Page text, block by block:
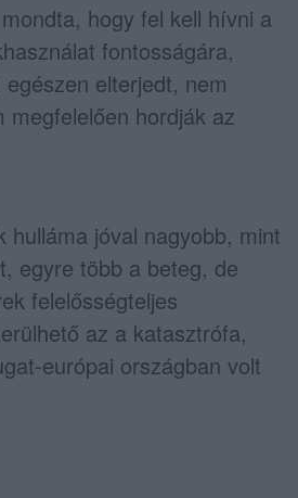
hogy fel kell hívni a
fontosságára,
elterjedt, nem
megfelelően hordják az
hulláma jóval nagyobb, mint
egyre több a beteg, de
felelősségteljes
az a katasztrófa,
európai országban volt